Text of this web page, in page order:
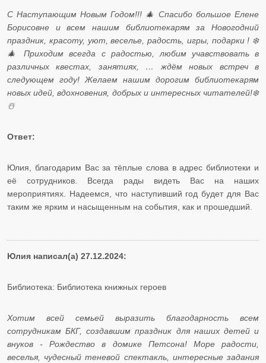
С Наступающим Новым Годом!!! 🎄 Спасибо большое Елене
Борисовне и всем нашим библиотекарям за Новогодний
праздник, красоту, уют, веселье, радость, игры, подарки ! ❄️
🎄 Приходим всегда с радостью, любим учавствовать в
различных квестах, занятиях, … ждём новых встреч в
следующем году! Желаем нашим дорогим библиотекарям
новых идей, вдохновения, добрых и интересных читателей!❄️
☃️
Ответ:
Юлия, благодарим Вас за тёплые слова в адрес библиотеки и
её сотрудников. Всегда рады видеть Вас на наших
мероприятиях. Надеемся, что наступивший год будет для Вас
таким же ярким и насыщенным на события, как и прошедший.
Юлия написал(а) 27.12.2024:
Библиотека: Библиотека книжных героев
Хотим всей семьей выразить благодарность всем
сотрудникам БКГ, создавшим праздник для наших детей и
внуков - Рождество в домике Петсона! Море радости,
веселья, чудесный теневой спектакль, интересные задания